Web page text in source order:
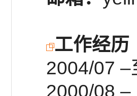
工作经历
2004/07 –
2000/08 –